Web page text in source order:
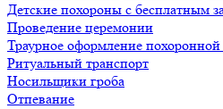
Детские похороны с бесплатным
Проведение церемонии
Траурное оформление
Ритуальный транспорт
Носильщики гроба
Отпевание